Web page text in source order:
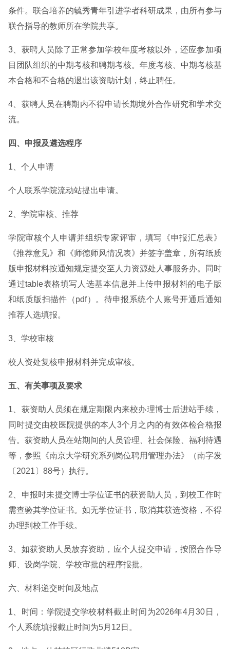
条件。联合培养的毓秀青年引进学者科研成果，由所有参与
联合指导的教师所在学院共享。
3、获聘人员除了正常参加学校年度考核以外，还应参加项
目团队组织的中期考核和聘期考核。年度考核、中期考核基
本合格和不合格的退出该资助计划，终止聘任。
4、获聘人员在聘期内不得申请长期境外合作研究和学术交
流。
四、申报及遴选程序
1、个人申请
个人联系学院流动站提出申请。
2、学院审核、推荐
学院审核个人申请并组织专家评审，填写《申报汇总表》
《推荐意见》和《师德师风情况表》并签字盖章，所有纸质
版申报材料按通知规定提交至人力资源处人事服务办。同时
通过table表格填写人选基本信息并上传申报材料的电子版
和纸质版扫描件（pdf）。待申报系统个人账号开通后通知
推荐人选填报。
3、学校审核
校人资处复核申报材料并完成审核。
五、有关事项及要求
1、获资助人员须在规定期限内来校办理博士后进站手续，
同时提交由校医院提供的本人3个月之内的有效体检合格报
告。获资助人员在站期间的人员管理、社会保险、福利待遇
等，参照《南京大学研究系列岗位聘用管理办法》（南字发
〔2021〕88号）执行。
2、申报时未提交博士学位证书的获资助人员，到校工作时
需查验其学位证书。如无学位证书，取消其获选资格，不得
办理到校工作手续。
3、如获资助人员放弃资助，应个人提交申请，按照合作导
师、设岗学院、学校审批的程序报批。
六、材料递交时间及地点
1、时间：学院提交学校材料截止时间为2026年4月30日，
个人系统填报截止时间为5月12日。